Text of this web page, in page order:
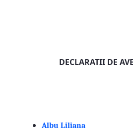
DECLARATII DE
Albu Liliana